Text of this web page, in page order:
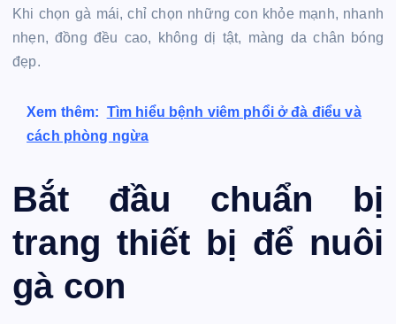
Khi chọn gà mái, chỉ chọn những con khỏe mạnh, nhanh
nhẹn, đồng đều cao, không dị tật, màng da chân bóng
đẹp.
Xem thêm: Tìm hiểu bệnh viêm phổi ở đà điểu và
cách phòng ngừa
Bắt đầu chuẩn bị
trang thiết bị để nuôi
gà con